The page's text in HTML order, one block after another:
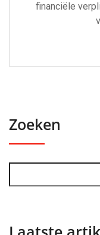
financiële
Zoeken